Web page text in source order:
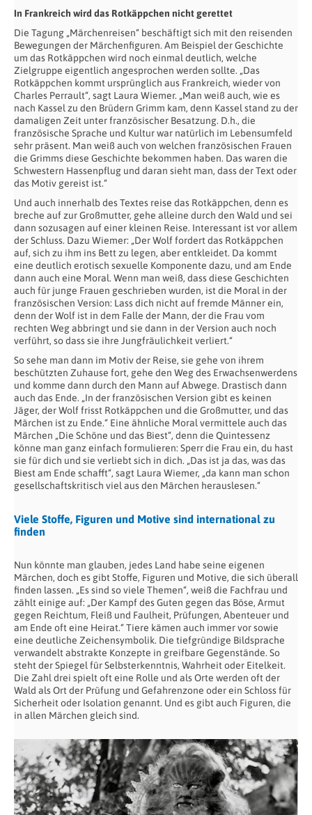
In Frankreich wird das Rotkäppchen nicht gerettet
Die Tagung „Märchenreisen“ beschäftigt sich mit den reisenden
Bewegungen der Märchenfiguren. Am Beispiel der Geschichte
um das Rotkäppchen wird noch einmal deutlich, welche
Zielgruppe eigentlich angesprochen werden sollte. „Das
Rotkäppchen kommt ursprünglich aus Frankreich, wieder von
Charles Perrault“, sagt Laura Wiemer. „Man weiß auch, wie es
nach Kassel zu den Brüdern Grimm kam, denn Kassel stand zu der
damaligen Zeit unter französischer Besatzung. D.h., die
französische Sprache und Kultur war natürlich im Lebensumfeld
sehr präsent. Man weiß auch von welchen französischen Frauen
die Grimms diese Geschichte bekommen haben. Das waren die
Schwestern Hassenpflug und daran sieht man, dass der Text oder
das Motiv gereist ist.“
Und auch innerhalb des Textes reise das Rotkäppchen, denn es
breche auf zur Großmutter, gehe alleine durch den Wald und sei
dann sozusagen auf einer kleinen Reise. Interessant ist vor allem
der Schluss. Dazu Wiemer: „Der Wolf fordert das Rotkäppchen
auf, sich zu ihm ins Bett zu legen, aber entkleidet. Da kommt
eine deutlich erotisch sexuelle Komponente dazu, und am Ende
dann auch eine Moral. Wenn man weiß, dass diese Geschichten
auch für junge Frauen geschrieben wurden, ist die Moral in der
französischen Version: Lass dich nicht auf fremde Männer ein,
denn der Wolf ist in dem Falle der Mann, der die Frau vom
rechten Weg abbringt und sie dann in der Version auch noch
verführt, so dass sie ihre Jungfräulichkeit verliert.“
So sehe man dann im Motiv der Reise, sie gehe von ihrem
beschützten Zuhause fort, gehe den Weg des Erwachsenwerdens
und komme dann durch den Mann auf Abwege. Drastisch dann
auch das Ende. „In der französischen Version gibt es keinen
Jäger, der Wolf frisst Rotkäppchen und die Großmutter, und das
Märchen ist zu Ende.“ Eine ähnliche Moral vermittele auch das
Märchen „Die Schöne und das Biest“, denn die Quintessenz
könne man ganz einfach formulieren: Sperr die Frau ein, du hast
sie für dich und sie verliebt sich in dich. „Das ist ja das, was das
Biest am Ende schafft“, sagt Laura Wiemer, „da kann man schon
gesellschaftskritisch viel aus den Märchen herauslesen.“
Viele Stoffe, Figuren und Motive sind international zu
finden
Nun könnte man glauben, jedes Land habe seine eigenen
Märchen, doch es gibt Stoffe, Figuren und Motive, die sich überall
finden lassen. „Es sind so viele Themen“, weiß die Fachfrau und
zählt einige auf: „Der Kampf des Guten gegen das Böse, Armut
gegen Reichtum, Fleiß und Faulheit, Prüfungen, Abenteuer und
am Ende oft eine Heirat.“ Tiere kämen auch immer vor sowie
eine deutliche Zeichensymbolik. Die tiefgründige Bildsprache
verwandelt abstrakte Konzepte in greifbare Gegenstände. So
steht der Spiegel für Selbsterkenntnis, Wahrheit oder Eitelkeit.
Die Zahl drei spielt oft eine Rolle und als Orte werden oft der
Wald als Ort der Prüfung und Gefahrenzone oder ein Schloss für
Sicherheit oder Isolation genannt. Und es gibt auch Figuren, die
in allen Märchen gleich sind.